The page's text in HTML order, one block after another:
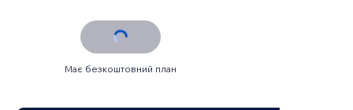
Має безкоштовний план